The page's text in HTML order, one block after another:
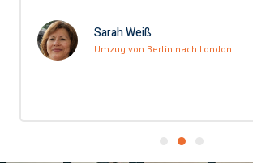
Sarah Weiß
Umzug von Berlin nach London